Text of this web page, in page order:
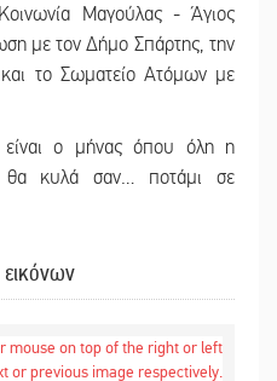
Μαγούλας - Άγιος
με τον Δήμο Σπάρτης, την
το Σωματείο Ατόμων με
είναι ο μήνας όπου όλη η
κυλά σαν… ποτάμι σε